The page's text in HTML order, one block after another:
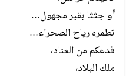
أو جثثا بقبر مجهول…
تطمره رياح الصحراء…
فدعكم من العناد،
ملك البلاد،